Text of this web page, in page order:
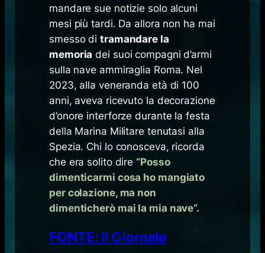
mandare sue notizie solo alcuni
mesi più tardi. Da allora non ha mai
smesso ditramandare la
memoria dei suoi compagni d’armi
sulla nave ammiraglia Roma. Nel
2023, alla veneranda età di 100
anni, aveva ricevuto la decorazione
d’onore interforze durante la festa
della Marina Militare tenutasi alla
Spezia. Chi lo conosceva, ricorda
che era solito dire “Posso
dimenticarmi cosa ho mangiato
per colazione, ma non
dimenticherò mai la mia nave“.
FONTE: Il Giornale